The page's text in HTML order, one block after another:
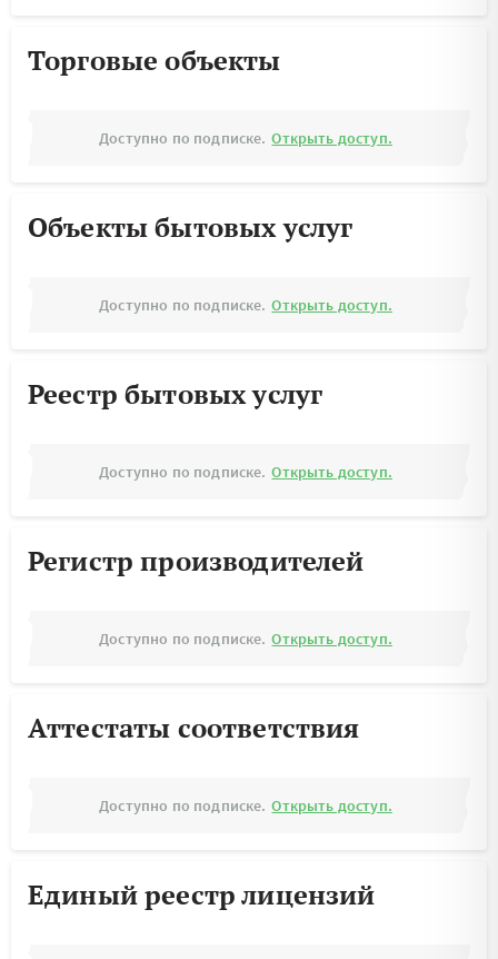
Торговые объекты
Доступно по подписке. Открыть доступ.
Объекты бытовых услуг
Доступно по подписке. Открыть доступ.
Реестр бытовых услуг
Доступно по подписке. Открыть доступ.
Регистр производителей
Доступно по подписке. Открыть доступ.
Аттестаты соответствия
Доступно по подписке. Открыть доступ.
Единый реестр лицензий